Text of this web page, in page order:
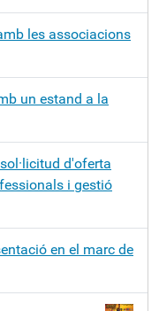
les associacions
un estand a la
d'oferta
i gestió
en el marc de